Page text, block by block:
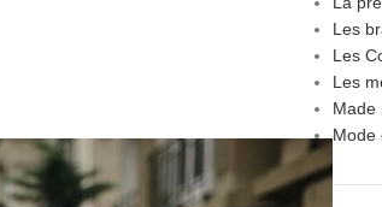
Les
Les
Les
Made
Mode